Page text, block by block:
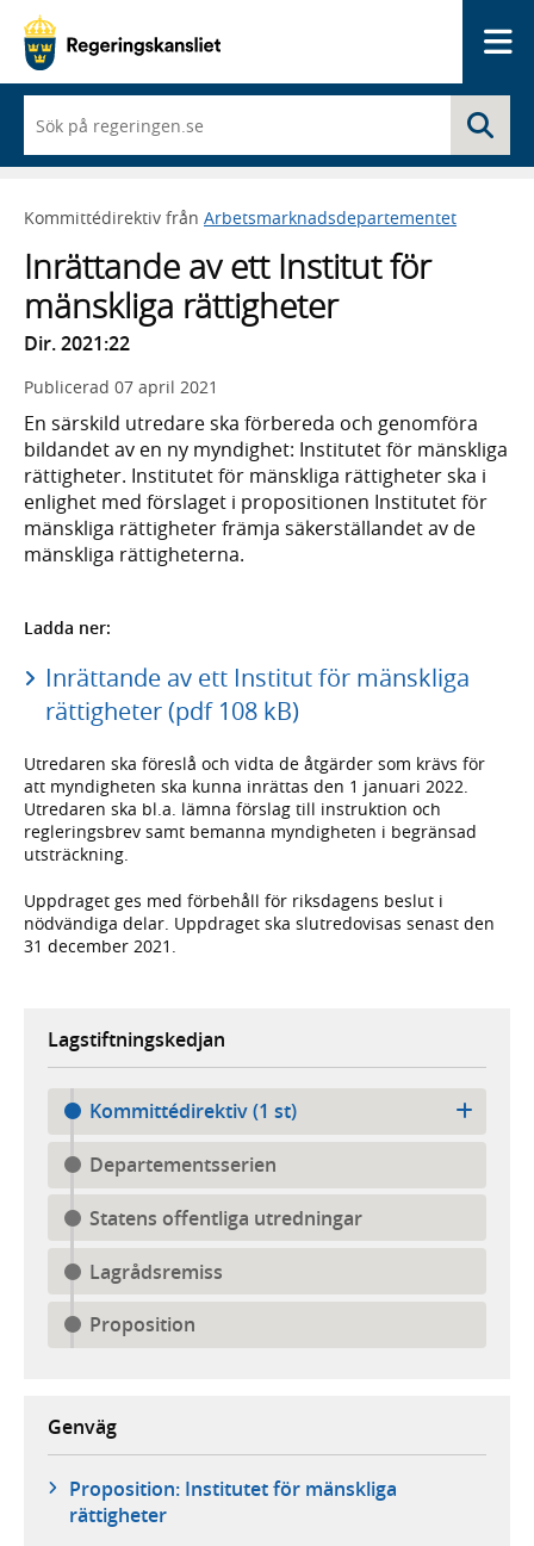
du
börjar
skriva
framträder
lista
med
sökförslag
Kommittédirektiv från Arbetsmarknadsdepartementet
Inrättande av ett Institut för
mänskliga rättigheter
Dir. 2021:22
Publicerad 07 april 2021
En särskild utredare ska förbereda och genomföra
bildandet av en ny myndighet: Institutet för mänskliga
rättigheter. Institutet för mänskliga rättigheter ska i
enlighet med förslaget i propositionen Institutet för
mänskliga rättigheter främja säkerställandet av de
mänskliga rättigheterna.
Ladda ner:
Inrättande av ett Institut för mänskliga
rättigheter (pdf 108 kB)
Utredaren ska föreslå och vidta de åtgärder som krävs för
att myndigheten ska kunna inrättas den 1 januari 2022.
Utredaren ska bl.a. lämna förslag till instruktion och
regleringsbrev samt bemanna myndigheten i begränsad
utsträckning.
Uppdraget ges med förbehåll för riksdagens beslut i
nödvändiga delar. Uppdraget ska slutredovisas senast den
31 december 2021.
Lagstiftningskedjan
Kommittédirektiv (1 st)
Departementsserien
Statens offentliga utredningar
Lagrådsremiss
Proposition
Genväg
Proposition: Institutet för mänskliga
rättigheter